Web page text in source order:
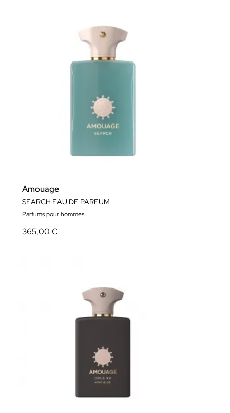
Amouage
SEARCH EAU DE PARFUM
Parfums pour hommes
365,00 €